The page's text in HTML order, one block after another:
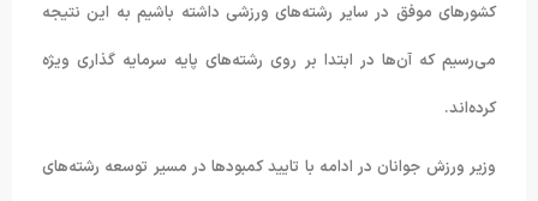
کشورهای موفق در سایر رشته‌های ورزشی داشته باشیم به این نتیجه
می‌رسیم که آن‌ها در ابتدا بر روی رشته‌های پایه سرمایه گذاری ویژه
کرده‌اند.
وزیر ورزش جوانان در ادامه با تایید کمبود‌ها در مسیر توسعه رشته‌های